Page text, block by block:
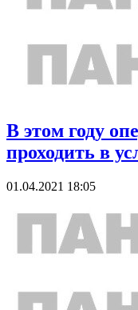
В этом году
проходить в
01.04.2021 18:05